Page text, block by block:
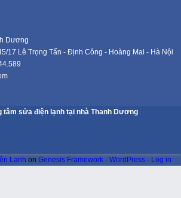
Dương
17 Lê Trọng Tấn - Định Công - Hoàng Mai - Hà Nội
tâm sửa điện lạnh tại nhà Thanh Dương
Lạnh on Genesis Framework · WordPress · Log in